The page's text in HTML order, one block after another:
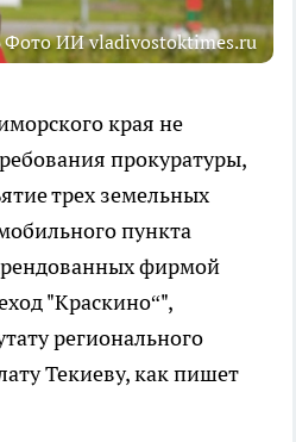
Фото ИИ vladivostoktimes.ru
края не
прокуратуры,
трех земельных
пункта
фирмой
"Краскино“",
регионального
Текиеву, как пишет